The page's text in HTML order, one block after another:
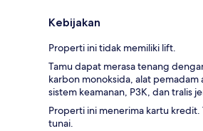
Kebijakan
Properti ini tidak memiliki lift.
Tamu dapat merasa tenang
karbon monoksida, alat pemadam
sistem keamanan, P3K, dan tralis
Properti ini menerima kartu kredit.
tunai.